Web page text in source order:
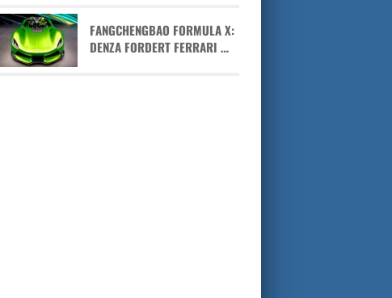
FANGCHENGBAO FORMULA X:
DENZA FORDERT FERRARI …